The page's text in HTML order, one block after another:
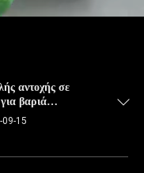
αντοχής σε
βαριά
15